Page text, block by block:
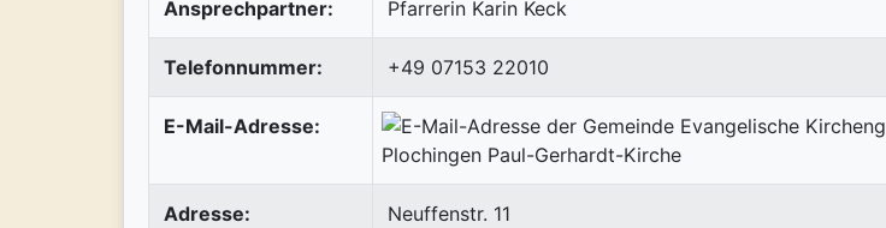
Ansprechpartner: Pfarrerin Karin Keck
Telefonnummer: +49 07153 22010
E-Mail-Adresse:
Adresse:
Neuffenstr. 11